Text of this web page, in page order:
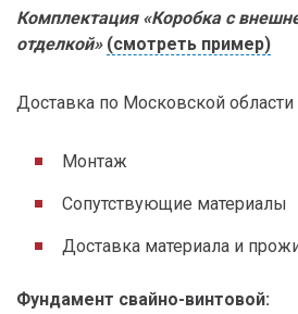
Комплектация «Коробка с
отделкой» (смотреть пример)
Доставка по Московской области
Монтаж
Сопутствующие материалы
Доставка материала и
Фундамент свайно-винтовой: